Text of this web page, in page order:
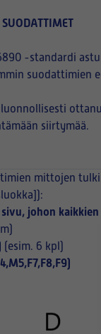
-standardi
suodattimien
siirtymää.
mittojen
johon
(esim. 6 kpl)